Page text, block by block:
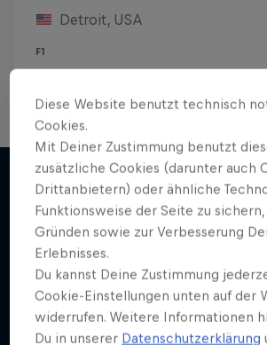
Detroit, USA
F1
Mehr davon
Diese Website benutzt technisch
Cookies.
Mit Deiner Zustimmung benutzt
zusätzliche Cookies (darunter auch
Drittanbietern) oder ähnliche
Funktionsweise der Seite zu
Gründen sowie zur Verbesserung
Erlebnisses.
Du kannst Deine Zustimmung
Cookie-Einstellungen unten auf der
widerrufen. Weitere Informationen
Du in unserer Datenschutzerklärung